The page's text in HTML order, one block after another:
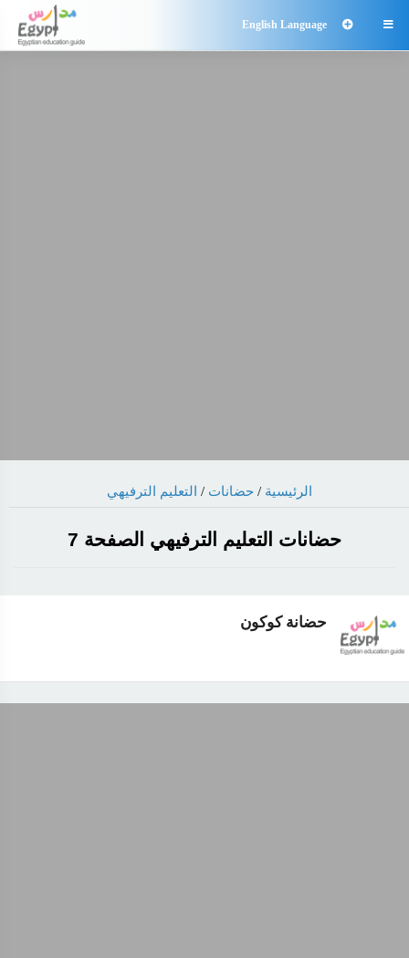

English Language
الرئيسية / حضانات / التعليم الترفيهي
حضانات التعليم الترفيهي الصفحة 7
حضانة كوكون